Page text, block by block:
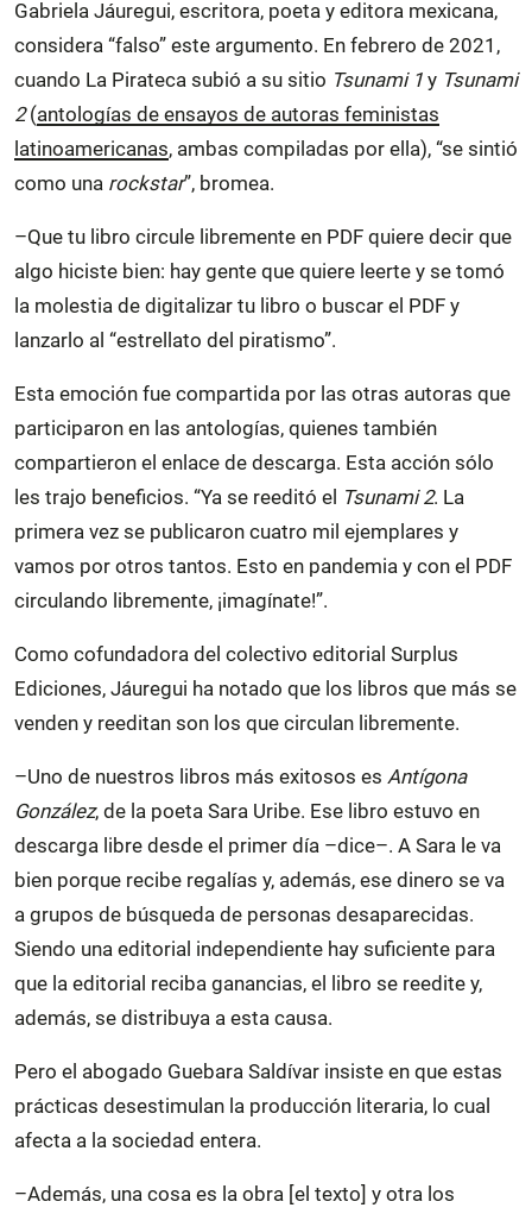
Gabriela Jáuregui, escritora, poeta y editora mexicana,
considera “falso” este argumento. En febrero de 2021,
cuando La Pirateca subió a su sitio Tsunami 1 y Tsunami
2(antologías de ensayos de autoras feministas
latinoamericanas, ambas compiladas por ella), “se sintió
como una rockstar”, bromea.
–Que tu libro circule libremente en PDF quiere decir que
algo hiciste bien: hay gente que quiere leerte y se tomó
la molestia de digitalizar tu libro o buscar el PDF y
lanzarlo al “estrellato del piratismo”.
Esta emoción fue compartida por las otras autoras que
participaron en las antologías, quienes también
compartieron el enlace de descarga. Esta acción sólo
les trajo beneficios. “Ya se reeditó el Tsunami 2. La
primera vez se publicaron cuatro mil ejemplares y
vamos por otros tantos. Esto en pandemia y con el PDF
circulando libremente, ¡imagínate!”.
Como cofundadora del colectivo editorial Surplus
Ediciones, Jáuregui ha notado que los libros que más se
venden y reeditan son los que circulan libremente.
–Uno de nuestros libros más exitosos es Antígona
González, de la poeta Sara Uribe. Ese libro estuvo en
descarga libre desde el primer día –dice–. A Sara le va
bien porque recibe regalías y, además, ese dinero se va
a grupos de búsqueda de personas desaparecidas.
Siendo una editorial independiente hay suficiente para
que la editorial reciba ganancias, el libro se reedite y,
además, se distribuya a esta causa.
Pero el abogado Guebara Saldívar insiste en que estas
prácticas desestimulan la producción literaria, lo cual
afecta a la sociedad entera.
–Además, una cosa es la obra [el texto] y otra los